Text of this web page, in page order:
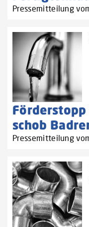
Pressemitteilung
schob
Pressemitteilung